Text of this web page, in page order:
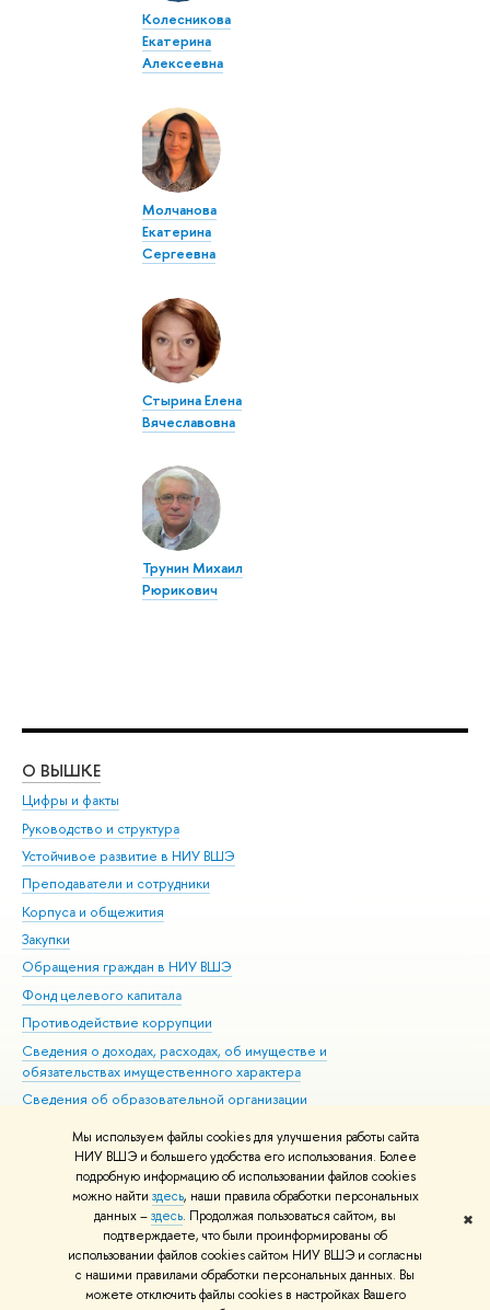
Мы используем файлы cookies для улучшения работы сайта
НИУ ВШЭ и большего удобства его использования. Более
подробную информацию об использовании файлов cookies
можно найти здесь, наши правила обработки персональных
данных –здесь. Продолжая пользоваться сайтом, вы
подтверждаете, что были проинформированы об
использовании файлов cookies сайтом НИУ ВШЭ и согласны
с нашими правилами обработки персональных данных. Вы
можете отключить файлы cookies в настройках Вашего
✖
Колесникова
Екатерина
Алексеевна
Молчанова
Екатерина
Сергеевна
Стырина Елена
Вячеславовна
Трунин Михаил
Рюрикович
О ВЫШКЕ
Цифры и факты
Руководство и структура
Устойчивое развитие в НИУ ВШЭ
Преподаватели и сотрудники
Корпуса и общежития
Закупки
Обращения граждан в НИУ ВШЭ
Фонд целевого капитала
Противодействие коррупции
Сведения о доходах, расходах, об имуществе и
обязательствах имущественного характера
Сведения об образовательной организации
Людям с ограниченными возможностями здоровья
Единая платежная страница
Работа в Вышке
© НИУ ВШЭ 1993–2026 Адреса и контакты Условия использования
материалов Политика конфиденциальности Карта сайта
Шрифты HSE Sans и HSE Slab разработаны вШколе дизайна НИУ ВШЭ